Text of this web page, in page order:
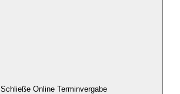
Schließe Online Terminvergabe